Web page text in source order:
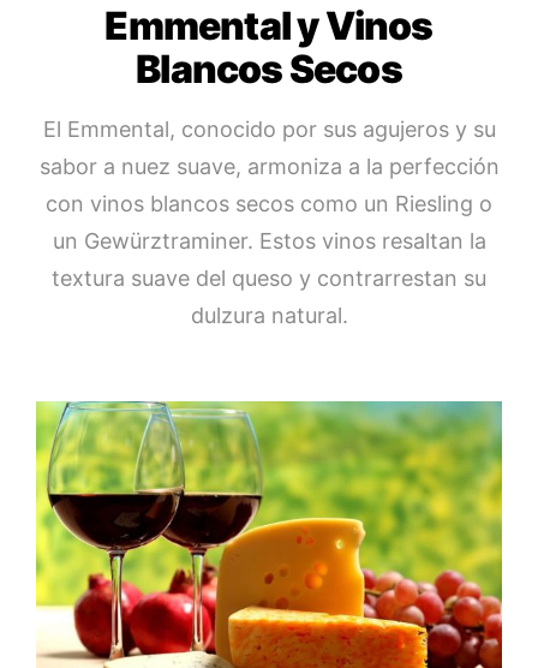
Emmental y Vinos
Blancos Secos
El Emmental, conocido por sus agujeros y su
sabor a nuez suave, armoniza a la perfección
con vinos blancos secos como un Riesling o
un Gewürztraminer. Estos vinos resaltan la
textura suave del queso y contrarrestan su
dulzura natural.